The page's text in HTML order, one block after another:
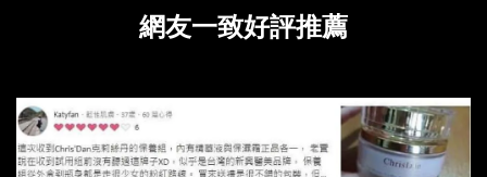
網友一致好評推薦